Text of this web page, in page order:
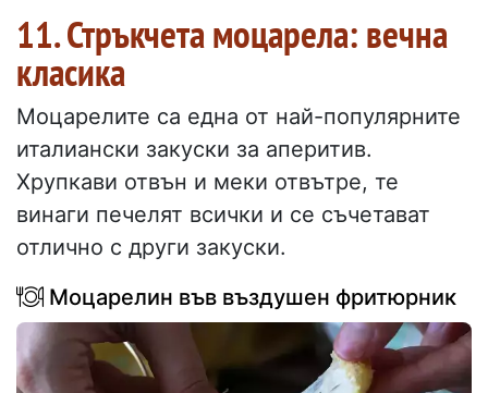
11. Стръкчета моцарела: вечна
класика
Моцарелите са една от най-популярните
италиански закуски за аперитив.
Хрупкави отвън и меки отвътре, те
винаги печелят всички и се съчетават
отлично с други закуски.
Моцарелин във въздушен фритюрник